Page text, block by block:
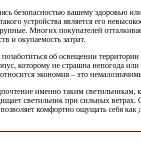
безопасностью вашему здоровью
устройства является его
Многих покупателей
и окупаемость затрат.
об освещении территории
которому не страшна непогода
экономия – это
именно таким светильникам,
светильник при сильных
комфортно ощущать себя